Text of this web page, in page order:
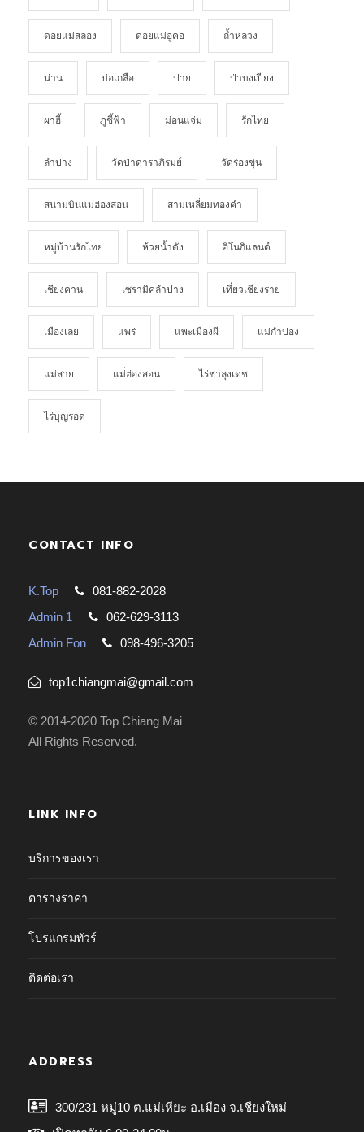
ดอยแม่สลอง ดอยแม่อูคอ ถ้ำหลวง
น่าน บ่อเกลือ ปาย ป่าบงเปียง
ผาฮี้ ภูชี้ฟ้า ม่อนแจ่ม รักไทย
ลำปาง วัดป่าดาราภิรมย์ วัดร่องขุ่น
สนามบินแม่ฮ่องสอน สามเหลี่ยมทองคำ
หมู่บ้านรักไทย ห้วยน้ำดัง ฮิโนกิแลนด์
เชียงคาน เซรามิคลำปาง เที่ยวเชียงราย
เมืองเลย แพร่ แพะเมืองผี แม่กำปอง
แม่สาย แม่่ฮ่องสอน ไร่ชาลุงเดช
ไร่บุญรอด
CONTACT INFO
K.Top
081-882-2028
Admin 1
062-629-3113
Admin Fon
098-496-3205
top1chiangmai@gmail.com
© 2014-2020 Top Chiang Mai
All Rights Reserved.
LINK INFO
บริการของเรา
ตารางราคา
โปรแกรมทัวร์
ติดต่อเรา
ADDRESS
300/231 หมู่10 ต.แม่เหียะ อ.เมือง จ.เชียงใหม่